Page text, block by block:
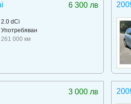
6 300 лв
2.0 dCi
Употребяван
261 000 км
3 000 лв